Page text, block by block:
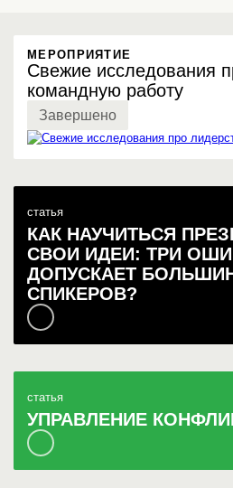
МЕРОПРИЯТИЕ
Свежие исследования
командную работу
Завершено
статья
КАК НАУЧИТЬСЯ
СВОИ ИДЕИ: ТРИ
ДОПУСКАЕТ
СПИКЕРОВ?
статья
УПРАВЛЕНИЕ